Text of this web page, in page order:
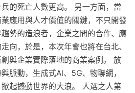
的死亡人數更高。 另一方面，當
業應用與人才價值的關鍵，不只開發
勢的造浪者，企業之間的合作、應
向，於是，本次年會也將在台北、
與企業實際落地的商業案例。 放
脈動，生成式AI、5G、物聯網，
起撼動世界的大浪。 人選之人第